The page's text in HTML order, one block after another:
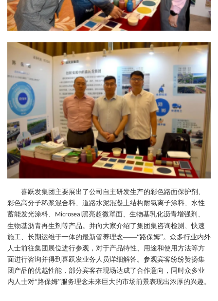
喜跃发集团主要展出了公司自主研发生产的彩色路面保护剂、
彩色高分子稀浆混合料、道路水泥混凝土结构耐氯离子涂料、水性
蓄能发光涂料、 Microseal 黑亮超微罩面、生物基乳化沥青增强剂、
生物基沥青再生剂等产品。并向大家介绍了集团集咨询检测、快速
施工、长期运维于一体的最新管养理念——“路保姆”。众多行业内外
人士前往集团展位进行参观，对于产品特性、用途和使用方法等方
面进行咨询并得到喜跃发业务人员详细解答。参观宾客纷纷赞扬集
团产品的优越性能，部分宾客在现场达成了合作意向，同时众多业
内人士对“路保姆”服务理念未来巨大的市场前景表现出浓厚的兴趣。